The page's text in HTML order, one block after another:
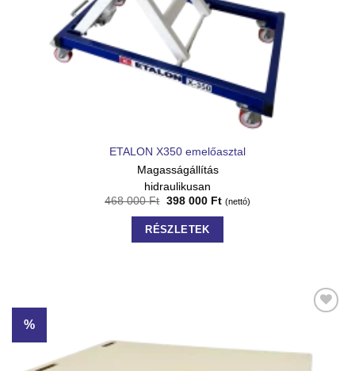
ETALON X350 emelőasztal
Magasságállítás
hidraulikusan
468 000Ft 398 000 Ft (nettó)
RÉSZLETEK
%